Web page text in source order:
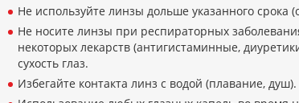
Не используйте линзы дольше указанного срока
Не носите линзы при респираторных
некоторых лекарств (антигистаминные,
сухость глаз.
Избегайте контакта линз с водой (плавание, душ).